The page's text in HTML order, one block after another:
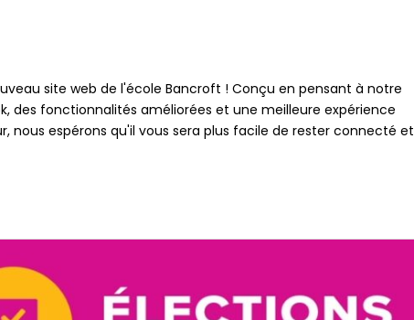
site web de l'école Bancroft ! Conçu en pensant à notre
des fonctionnalités améliorées et une meilleure expérience
nous espérons qu'il vous sera plus facile de rester connecté et